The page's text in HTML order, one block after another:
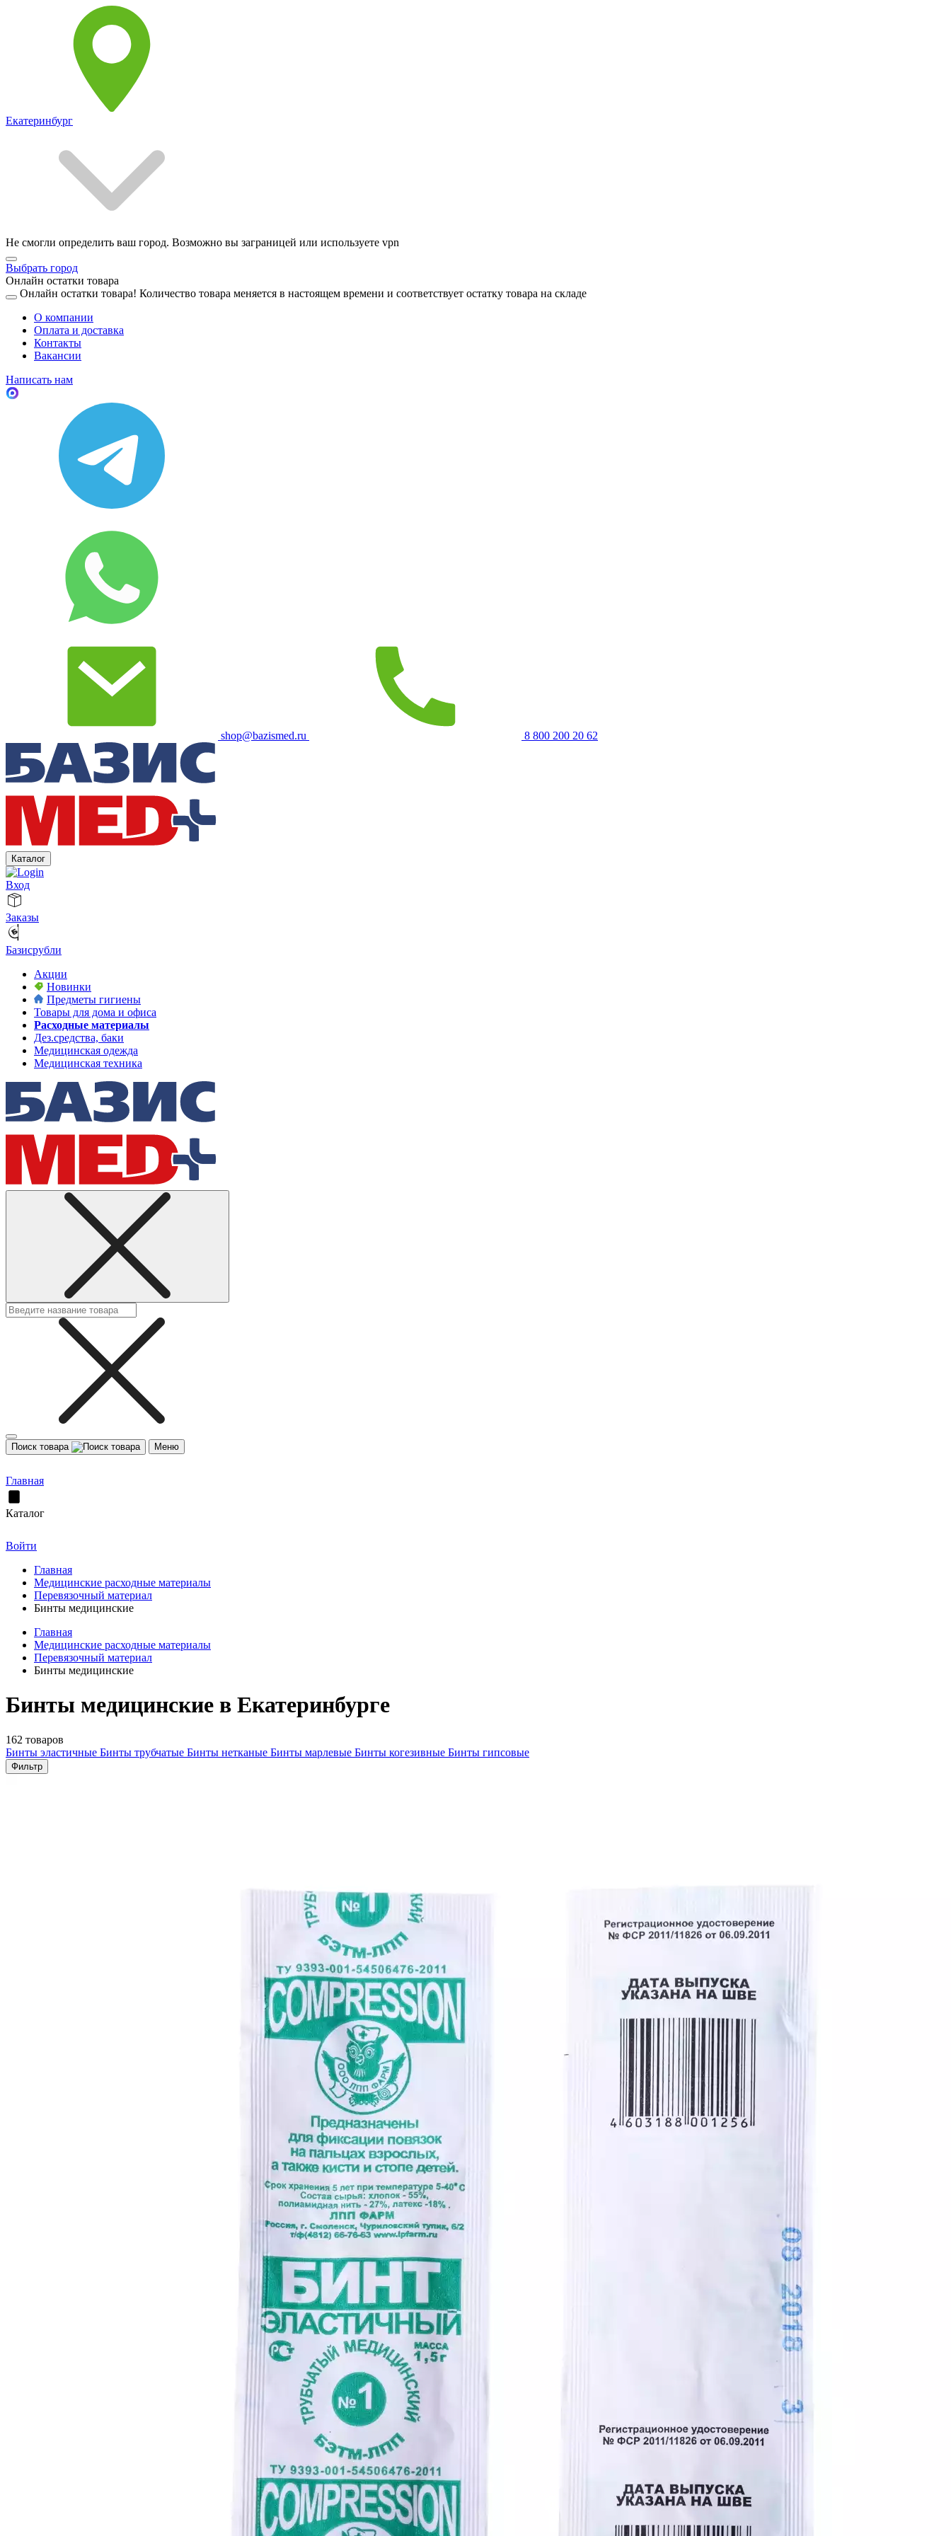
Екатеринбург
Не смогли определить ваш город. Возможно вы заграницей или используете vpn
Выбрать город
Онлайн остатки товара
Онлайн остатки товара! Количество товара меняется в настоящем времени и соответствует остатку товара на складе
О компании
Оплата и доставка
Контакты
Вакансии
Написать нам
shop@bazismed.ru 8 800 200 20 62
Каталог
Вход
Заказы
Базисрубли
Акции
Новинки
Предметы гигиены
Товары для дома и офиса
Расходные материалы
Дез.средства, баки
Медицинская одежда
Медицинская техника
Поиск товара Меню
Главная
Каталог
Войти
Главная
Медицинские расходные материалы
Перевязочный материал
Бинты медицинские
Главная
Медицинские расходные материалы
Перевязочный материал
Бинты медицинские
Бинты медицинские в Екатеринбурге
162 товаров
Бинты эластичные Бинты трубчатые Бинты нетканые Бинты марлевые Бинты когезивные Бинты гипсовые
Фильтр